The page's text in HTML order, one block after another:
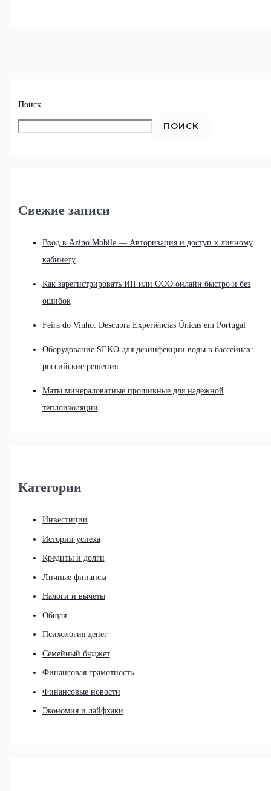
Поиск
ПОИСК
Свежие записи
Вход в Azino Mobile — Авторизация и доступ к личному
кабинету
Как зарегистрировать ИП или ООО онлайн быстро и без
ошибок
Feira do Vinho: Descubra Experiências Únicas em Portugal
Оборудование SEKO для дезинфекции воды в бассейнах:
российские решения
Маты минераловатные прошивные для надежной
теплоизоляции
Категории
Инвестиции
Истории успеха
Кредиты и долги
Личные финансы
Налоги и вычеты
Общая
Психология денег
Семейный бюджет
Финансовая грамотность
Финансовые новости
Экономия и лайфхаки